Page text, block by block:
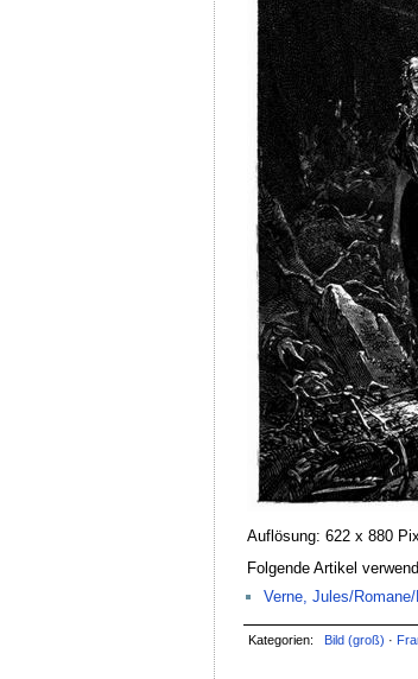
Auflösung: 622 x 880
Folgende Artikel
Verne, Jules/
Kategorien: Bild (groß) ·